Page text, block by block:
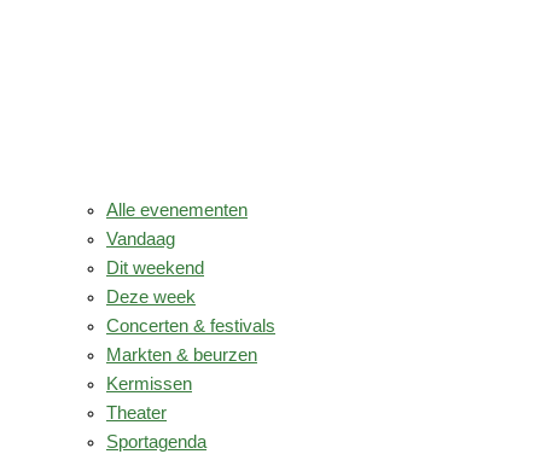
Alle evenementen
Vandaag
Dit weekend
Deze week
Concerten & festivals
Markten & beurzen
Kermissen
Theater
Sportagenda